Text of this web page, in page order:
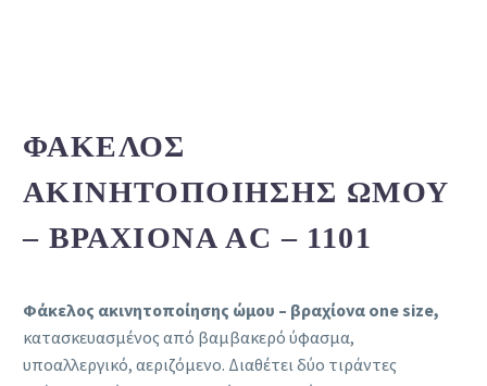
ΦΆΚΕΛΟΣ
ΑΚΙΝΗΤΟΠΟΊΗΣΗΣ ΏΜΟΥ
– ΒΡΑΧΊΟΝΑ AC – 1101
Φάκελος ακινητοποίησης ώμου – βραχίονα one size,
κατασκευασμένος από βαμβακερό ύφασμα,
υποαλλεργικό, αεριζόμενο. Διαθέτει δύο τιράντες